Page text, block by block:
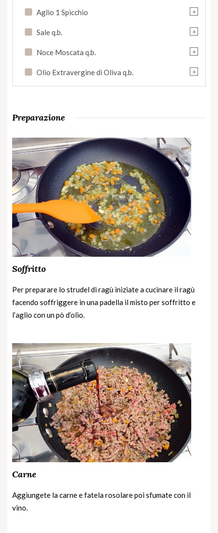
+
Aglio 1 Spicchio
+
Sale q.b.
+
Noce Moscata q.b.
+
Olio Extravergine di Oliva q.b.
Preparazione
Soffritto
Per preparare lo strudel di ragù iniziate a cucinare il ragù
facendo soffriggere in una padella il misto per soffritto e
l’aglio con un pò d’olio.
Carne
Aggiungete la carne e fatela rosolare poi sfumate con il
vino.